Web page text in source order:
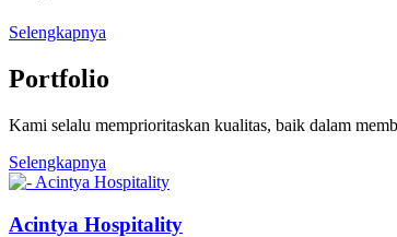
Selengkapnya
Portfolio
Kami selalu memprioritaskan kualitas, baik dalam
Selengkapnya
Acintya Hospitality